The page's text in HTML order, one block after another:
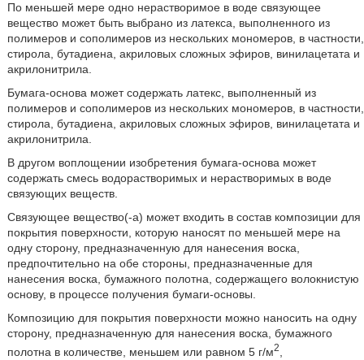
По меньшей мере одно нерастворимое в воде связующее
вещество может быть выбрано из латекса, выполненного из
полимеров и сополимеров из нескольких мономеров, в частности,
стирола, бутадиена, акриловых сложных эфиров, винилацетата и
акрилонитрила.
Бумага-основа может содержать латекс, выполненный из
полимеров и сополимеров из нескольких мономеров, в частности,
стирола, бутадиена, акриловых сложных эфиров, винилацетата и
акрилонитрила.
В другом воплощении изобретения бумага-основа может
содержать смесь водорастворимых и нерастворимых в воде
связующих веществ.
Связующее вещество(-а) может входить в состав композиции для
покрытия поверхности, которую наносят по меньшей мере на
одну сторону, предназначенную для нанесения воска,
предпочтительно на обе стороны, предназначенные для
нанесения воска, бумажного полотна, содержащего волокнистую
основу, в процессе получения бумаги-основы.
Композицию для покрытия поверхности можно наносить на одну
сторону, предназначенную для нанесения воска, бумажного
полотна в количестве, меньшем или равном 5 г/м2